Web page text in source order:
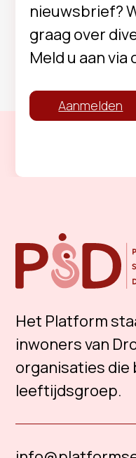
nieuwsbrief?
graag over
Meld u aan
Aanmelden
Het Platform
inwoners van
organisaties die
leeftijdsgroep.